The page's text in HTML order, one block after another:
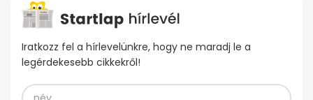
Iratkozz fel a hírlevelünkre, hogy ne maradj le a
legérdekesebb cikkekről!